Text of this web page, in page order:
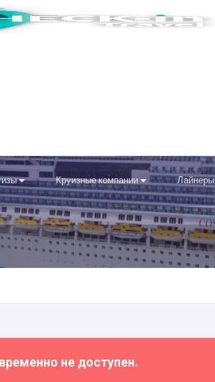
Круизные компании Лайнеры
не доступен.